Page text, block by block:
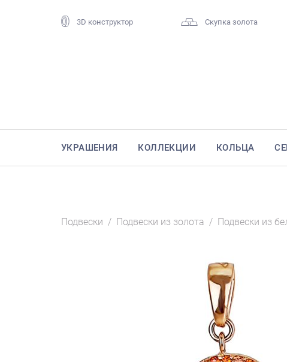
3D конструктор Скупка золота
УКРАШЕНИЯ КОЛЛЕКЦИИ КОЛЬЦА
Подвески / Подвески из золота / Подвески из